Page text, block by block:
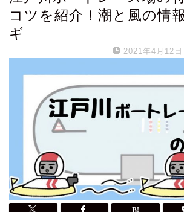
コツを紹介！潮と風の情
ギ
2021年4月12日